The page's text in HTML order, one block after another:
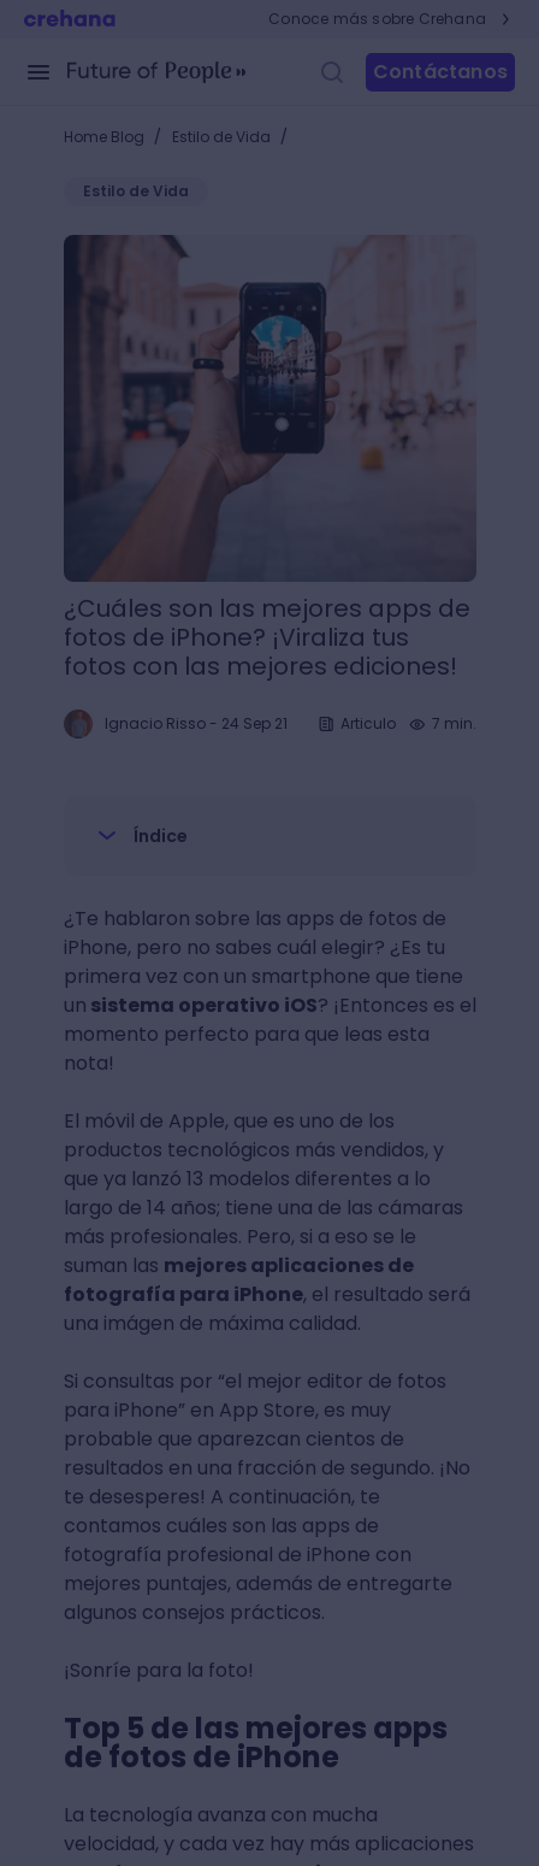
Conoce más sobre Crehana
Contáctanos
Home Blog / Estilo de Vida /
Estilo de Vida
¿Cuáles son las mejores apps de fotos de iPhone?
¿Cuáles son las mejores apps de
fotos de iPhone? ¡Viraliza tus
fotos con las mejores ediciones!
Ignacio Risso- 24 Sep 21 Articulo 7 min.
Índice
¿Te hablaron sobre las apps de fotos de
iPhone, pero no sabes cuál elegir? ¿Es tu
primera vez con un smartphone que tiene
un sistema operativo iOS? ¡Entonces es el
momento perfecto para que leas esta
nota!
El móvil de Apple, que es uno de los
productos tecnológicos más vendidos, y
que ya lanzó 13 modelos diferentes a lo
largo de 14 años; tiene una de las cámaras
más profesionales. Pero, si a eso se le
suman las mejores aplicaciones de
fotografía para iPhone, el resultado será
una imágen de máxima calidad.
Si consultas por “el mejor editor de fotos
para iPhone” en App Store, es muy
probable que aparezcan cientos de
resultados en una fracción de segundo. ¡No
te desesperes! A continuación, te
contamos cuáles son las apps de
fotografía profesional de iPhone con
mejores puntajes, además de entregarte
algunos consejos prácticos.
¡Sonríe para la foto!
Top 5 de las mejores apps
de fotos de iPhone
La tecnología avanza con mucha
velocidad, y cada vez hay más aplicaciones